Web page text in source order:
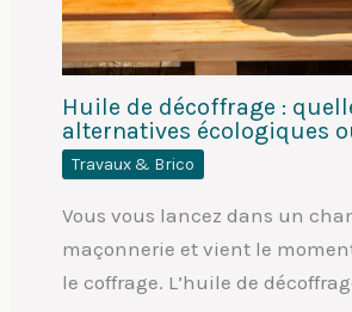
Huile de décoffrage :
alternatives écologiques
Travaux & Brico
Vous vous lancez dans un
maçonnerie et vient le
le coffrage. L’huile de